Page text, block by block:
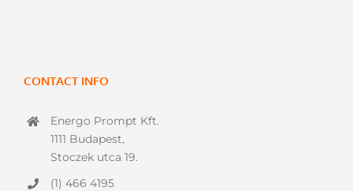
CONTACT INFO
Energo Prompt Kft.
1111 Budapest,
Stoczek utca 19.
(1) 466 4195